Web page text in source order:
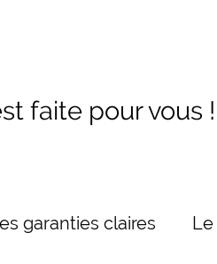
faite pour vous !
garanties claires Le